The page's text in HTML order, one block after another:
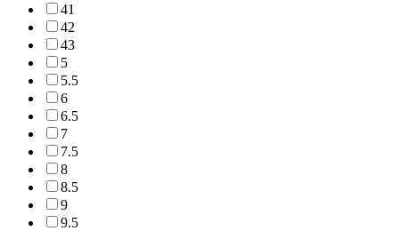
41
42
43
5
5.5
6
6.5
7
7.5
8
8.5
9
9.5